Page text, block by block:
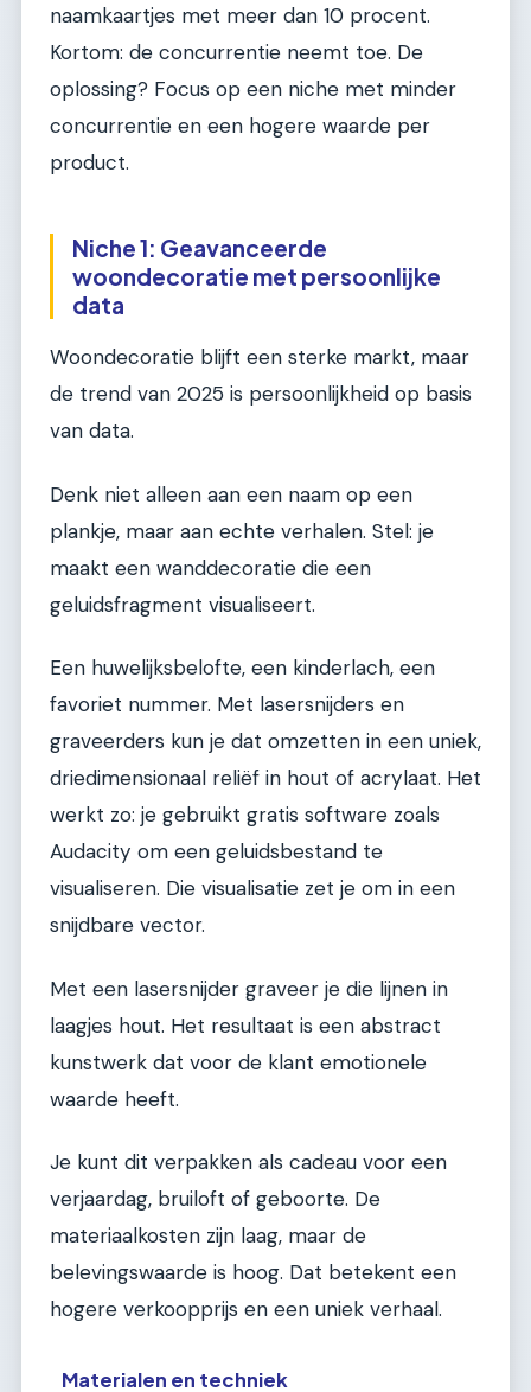
naamkaartjes met meer dan 10 procent.
Kortom: de concurrentie neemt toe. De
oplossing? Focus op een niche met minder
concurrentie en een hogere waarde per
product.
Niche 1: Geavanceerde
woondecoratie met persoonlijke
data
Woondecoratie blijft een sterke markt, maar
de trend van 2025 is persoonlijkheid op basis
van data.
Denk niet alleen aan een naam op een
plankje, maar aan echte verhalen. Stel: je
maakt een wanddecoratie die een
geluidsfragment visualiseert.
Een huwelijksbelofte, een kinderlach, een
favoriet nummer. Met lasersnijders en
graveerders kun je dat omzetten in een uniek,
driedimensionaal reliëf in hout of acrylaat. Het
werkt zo: je gebruikt gratis software zoals
Audacity om een geluidsbestand te
visualiseren. Die visualisatie zet je om in een
snijdbare vector.
Met een lasersnijder graveer je die lijnen in
laagjes hout. Het resultaat is een abstract
kunstwerk dat voor de klant emotionele
waarde heeft.
Je kunt dit verpakken als cadeau voor een
verjaardag, bruiloft of geboorte. De
materiaalkosten zijn laag, maar de
belevingswaarde is hoog. Dat betekent een
hogere verkoopprijs en een uniek verhaal.
Materialen en techniek